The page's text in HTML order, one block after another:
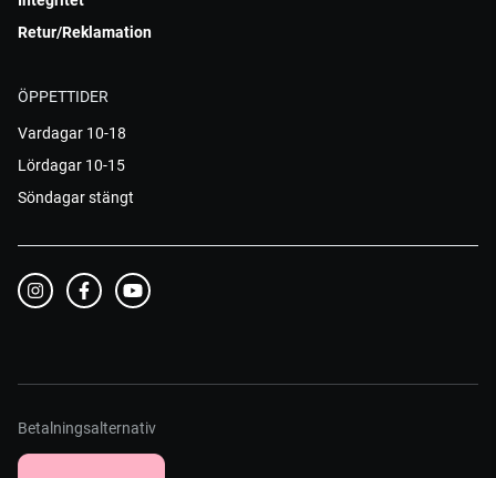
Retur/Reklamation
ÖPPETTIDER
Vardagar 10-18
Lördagar 10-15
Söndagar stängt
Betalningsalternativ